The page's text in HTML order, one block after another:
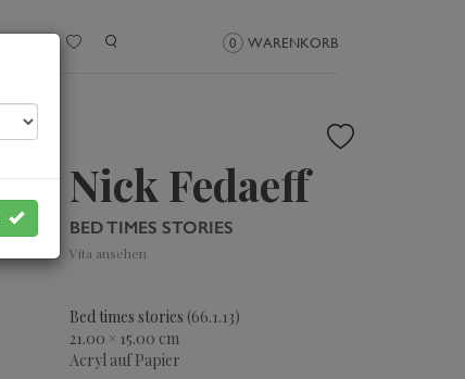
0 WARENKORB
Nick Fedaeff
BED TIMES STORIES
Vita ansehen
Bed times stories (66.1.13)
21.00 × 15.00 cm
Acryl auf Papier